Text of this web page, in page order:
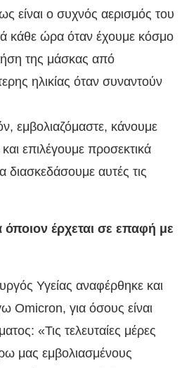
είναι ο συχνός αερισμός του
κάθε ώρα όταν έχουμε κόσμο
της μάσκας από
ηλικίας όταν συναντούν
εμβολιαζόμαστε, κάνουμε
επιλέγουμε προσεκτικά
διασκεδάσουμε αυτές τις
όποιον έρχεται σε επαφή με
Υγείας αναφέρθηκε και
Omicron, για όσους είναι
«Τις τελευταίες μέρες
μας εμβολιασμένους